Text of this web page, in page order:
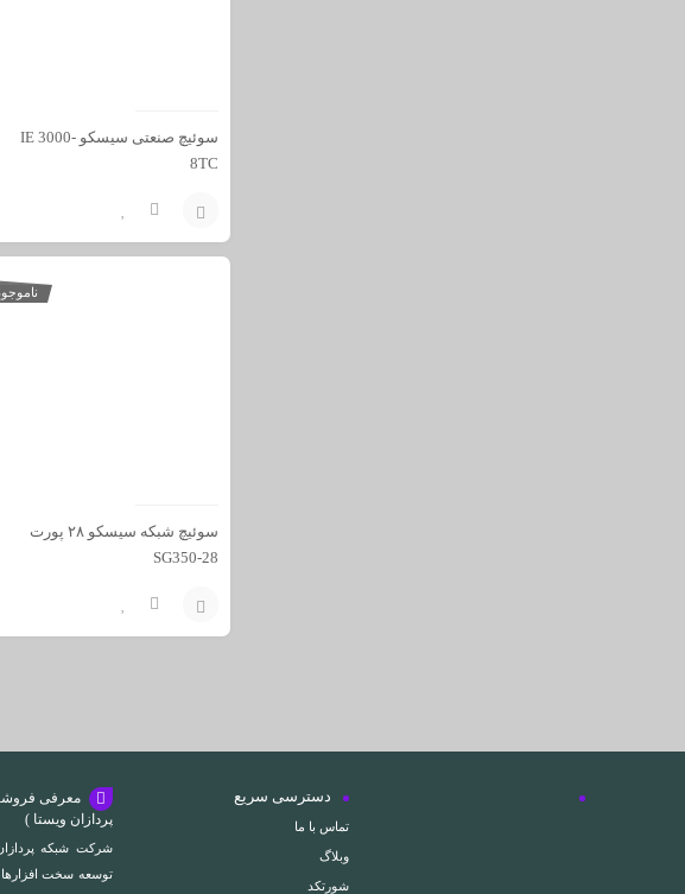
سوئیچ صنعتی سیسکو IE 3000-
8TC
سوئیچ شبکه سیسکو ۲۸ پورت
SG350-28
دسترسی سریع
تماس با ما
وبلاگ
شورتکد
معرفی
پردازان ویستا )
توسعه سخت